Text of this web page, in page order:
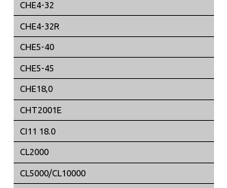
CHE4-32
CHE4-32R
CHE5-40
CHE5-45
CHE18,0
CHT2001E
CI11 18.0
CL2000
CL5000/CL10000